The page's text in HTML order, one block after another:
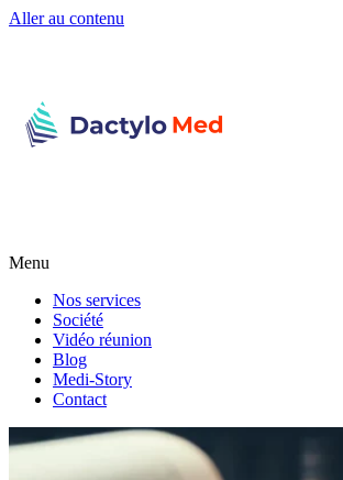
Aller au contenu
Menu
Nos services
Société
Vidéo réunion
Blog
Medi-Story
Contact